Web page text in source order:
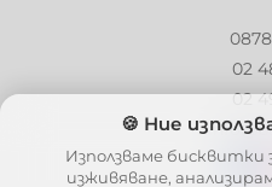
02
02
🍪 Ние
Използваме
изживяване,